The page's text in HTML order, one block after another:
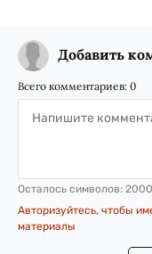
Добавить
Всего комментариев: 0
Осталось символов: 2000
Авторизуйтесь, чтобы
материалы